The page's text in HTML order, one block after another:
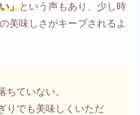
」という声もあり、少し時
美味しさがキープされるよ
ちていない。
りでも美味しくいただ